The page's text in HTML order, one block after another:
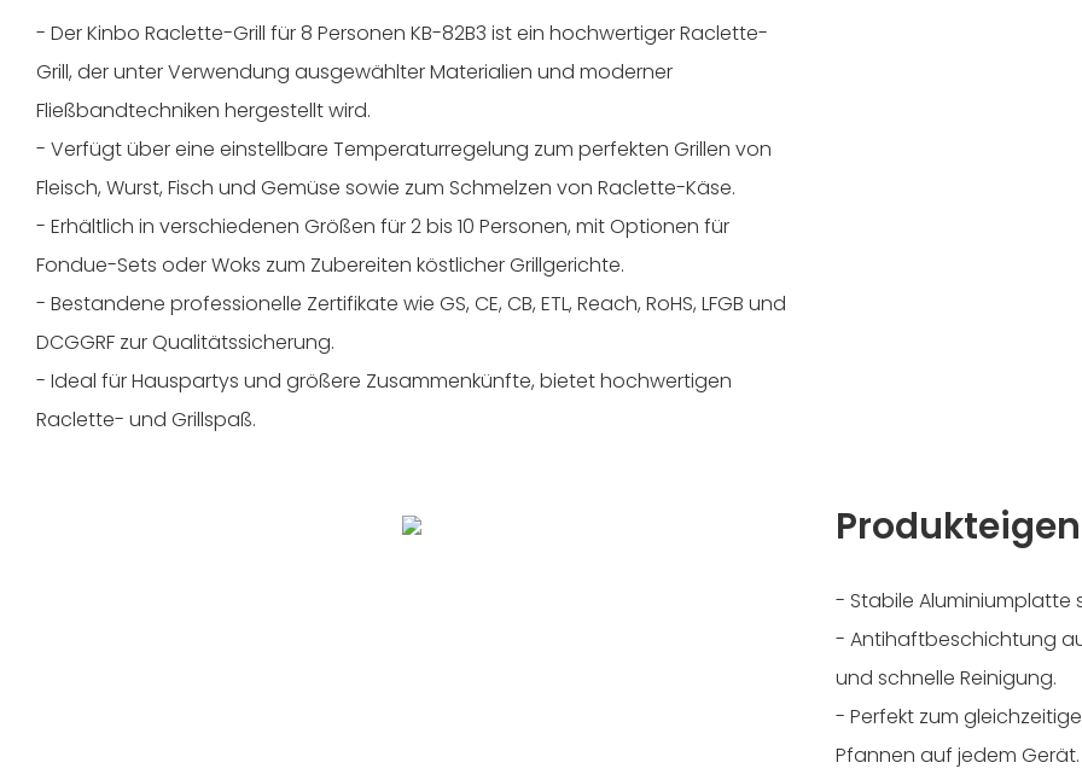
- Der Kinbo Raclette-Grill für 8 Personen KB-82B3 ist ein hochwertiger Raclette-
Grill, der unter Verwendung ausgewählter Materialien und moderner
Fließbandtechniken hergestellt wird.
- Verfügt über eine einstellbare Temperaturregelung zum perfekten Grillen von
Fleisch, Wurst, Fisch und Gemüse sowie zum Schmelzen von Raclette-Käse.
- Erhältlich in verschiedenen Größen für 2 bis 10 Personen, mit Optionen für
Fondue-Sets oder Woks zum Zubereiten köstlicher Grillgerichte.
- Bestandene professionelle Zertifikate wie GS, CE, CB, ETL, Reach, RoHS, LFGB und
DCGGRF zur Qualitätssicherung.
- Ideal für Hauspartys und größere Zusammenkünfte, bietet hochwertigen
Raclette- und Grillspaß.
- Stabile Aluminiumplatte
- Antihaftbeschichtung
und schnelle Reinigung.
- Perfekt zum
Pfannen auf jedem Gerät.